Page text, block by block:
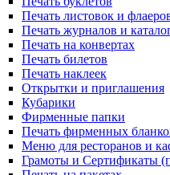
Печать листовок и
Печать журналов и
Печать на конвертах
Печать билетов
Печать наклеек
Открытки и приглашения
Кубарики
Фирменные папки
Печать фирменных
Меню для ресторанов и
Грамоты и Сертификаты